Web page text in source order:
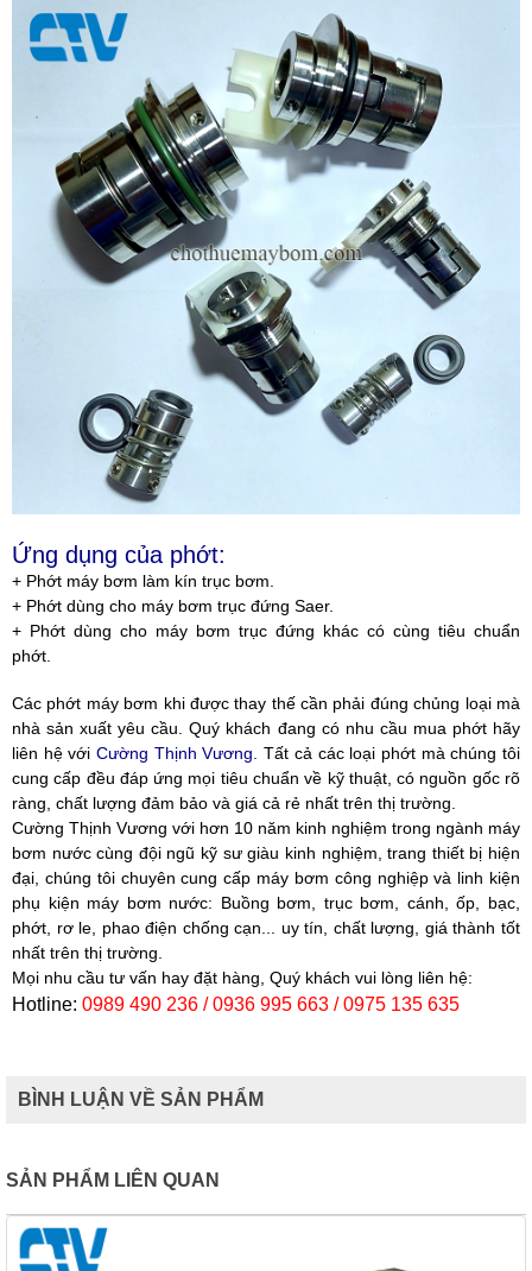
Ứng dụng của phớt:
+ Phớt máy bơm làm kín trục bơm.
+ Phớt dùng cho máy bơm trục đứng Saer.
+ Phớt dùng cho máy bơm trục đứng khác có cùng tiêu chuẩn
phớt.
Các phớt máy bơm khi được thay thế cần phải đúng chủng loại mà
nhà sản xuất yêu cầu. Quý khách đang có nhu cầu mua phớt hãy
liên hệ vớiCường Thịnh Vương. Tất cả các loại phớt mà chúng tôi
cung cấp đều đáp ứng mọi tiêu chuẩn về kỹ thuật, có nguồn gốc rõ
ràng, chất lượng đảm bảo và giá cả rẻ nhất trên thị trường.
Cường Thịnh Vương với hơn 10 năm kinh nghiệm trong ngành máy
bơm nước cùng đội ngũ kỹ sư giàu kinh nghiệm, trang thiết bị hiện
đại, chúng tôi chuyên cung cấp máy bơm công nghiệp và linh kiện
phụ kiện máy bơm nước: Buồng bơm, trục bơm, cánh, ốp, bạc,
phớt, rơ le, phao điện chống cạn... uy tín, chất lượng, giá thành tốt
nhất trên thị trường.
Mọi nhu cầu tư vấn hay đặt hàng, Quý khách vui lòng liên hệ:
Hotline: 0989 490 236 / 0936 995 663 / 0975 135 635
BÌNH LUẬN VỀ SẢN PHẨM
SẢN PHẨM LIÊN QUAN